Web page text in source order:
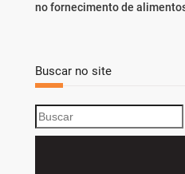
no fornecimento de
Buscar no site
S
e